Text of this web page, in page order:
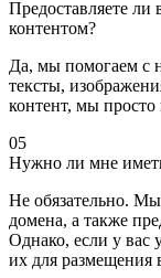
Предоставляете
контентом?
Да, мы помогаем с
тексты,
контент, мы просто
05
Нужно ли мне
Не обязательно.
домена, а также
Однако, если у вас
их для размещения